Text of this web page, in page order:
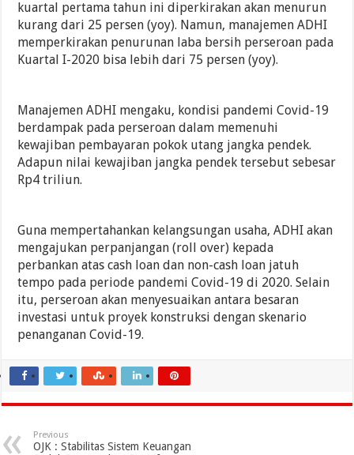
kuartal pertama tahun ini diperkirakan akan menurun
kurang dari 25 persen (yoy). Namun, manajemen ADHI
memperkirakan penurunan laba bersih perseroan pada
Kuartal I-2020 bisa lebih dari 75 persen (yoy).
Manajemen ADHI mengaku, kondisi pandemi Covid-19
berdampak pada perseroan dalam memenuhi
kewajiban pembayaran pokok utang jangka pendek.
Adapun nilai kewajiban jangka pendek tersebut sebesar
Rp4 triliun.
Guna mempertahankan kelangsungan usaha, ADHI akan
mengajukan perpanjangan (roll over) kepada
perbankan atas cash loan dan non-cash loan jatuh
tempo pada periode pandemi Covid-19 di 2020. Selain
itu, perseroan akan menyesuaikan antara besaran
investasi untuk proyek konstruksi dengan skenario
penanganan Covid-19.
Previous
OJK : Stabilitas Sistem Keuangan